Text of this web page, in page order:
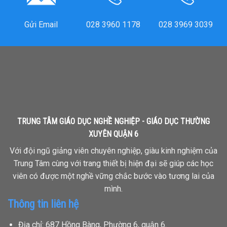
Gửi Email 028 3960 1178 028 3969 3039
TRUNG TÂM GIÁO DỤC NGHỀ NGHIỆP - GIÁO DỤC THƯỜNG
XUYÊN QUẬN 6
Với đội ngũ giảng viên chuyên nghiệp, giàu kinh nghiệm của
Trung Tâm cùng với trang thiết bị hiện đại sẽ giúp các học
viên có được một nghề vững chắc bước vào tương lai của
mình.
Thông tin liên hệ
Địa chỉ: 687 Hồng Bàng, Phường 6, quận 6.